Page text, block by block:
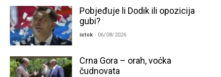
Pobjeđuje li Dodik ili opozicija
gubi?
istok - 06/08/2026
Crna Gora – orah, voćka
čudnovata